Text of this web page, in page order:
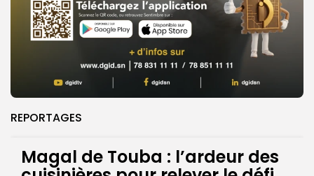
REPORTAGES
Magal de Touba : l’ardeur des